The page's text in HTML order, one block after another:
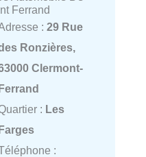
Ferrand
: 29 Rue
Ronzières,
Clermont-
: Les
: